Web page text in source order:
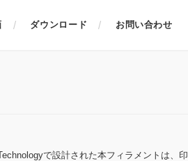
ダウンロード お問い合わせ
で設計された本フィラメントは、印